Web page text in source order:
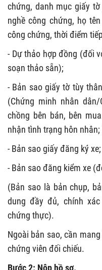
chứng, danh mục giấy
nghề công chứng, họ
công chứng, thời điểm
- Dự thảo hợp đồng (đối
soạn thảo sẵn);
- Bản sao giấy tờ tùy
(Chứng minh nhân
chồng bên bán, bên
nhận tình trạng hôn
- Bản sao giấy đăng ký xe;
- Bản sao đăng kiểm xe
(Bản sao là bản chụp,
dung đầy đủ, chính
chứng thực).
Ngoài bản sao, cần
chứng viên đối chiếu.
Bước 2: Nộp hồ sơ.